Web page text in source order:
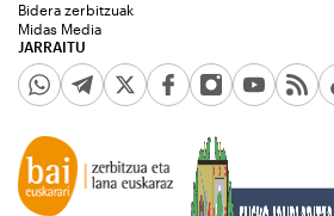
JARRAITU
Bidera zerbitzuak
Midas Media